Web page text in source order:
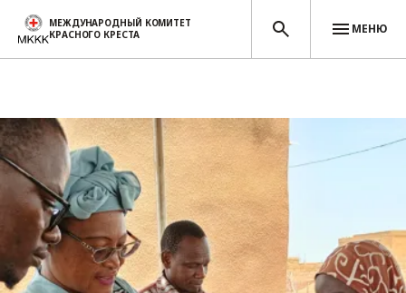
Перейти к основному содержанию
МЕЖДУНАРОДНЫЙ КОМИТЕТ
КРАСНОГО КРЕСТА
МЕНЮ